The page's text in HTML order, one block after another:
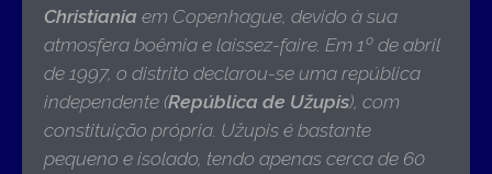
Christiania em Copenhague, devido à sua
atmosfera boêmia e laissez-faire. Em 1º de abril
de 1997, o distrito declarou-se uma república
independente (República de Užupis), com
constituição própria. Užupis é bastante
pequeno e isolado, tendo apenas cerca de 60